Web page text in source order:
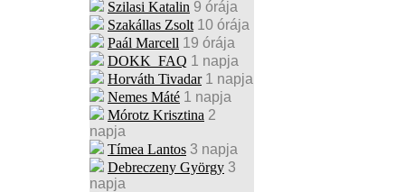
Szilasi Katalin 9 órája
Szakállas Zsolt 10 órája
Paál Marcell 19 órája
DOKK_FAQ 1 napja
Horváth Tivadar 1 napja
Nemes Máté 1 napja
Mórotz Krisztina 2
napja
Tímea Lantos 3 napja
Debreczeny György 3
napja